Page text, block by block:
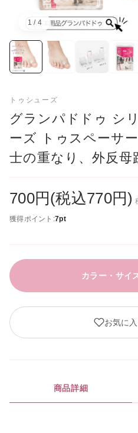
1 / 4
画像：1／4
トゥシューズ
グランパドドゥ シ
ーズ トゥスペーサ
士の重なり、外反母
700円(税込770円)
獲得ポイント:7pt
カラー・サイ
お気に
商品詳細